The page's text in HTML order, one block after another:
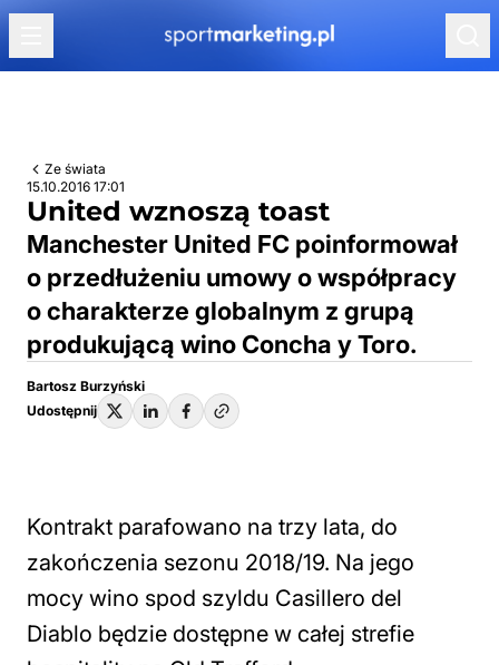
Przejdź do treści
Ze świata
15.10.2016 17:01
United wznoszą toast
Manchester United FC poinformował
o przedłużeniu umowy o współpracy
o charakterze globalnym z grupą
produkującą wino Concha y Toro.
Bartosz Burzyński
Udostępnij
Kontrakt parafowano na trzy lata, do
zakończenia sezonu 2018/19. Na jego
mocy wino spod szyldu Casillero del
Diablo będzie dostępne w całej strefie